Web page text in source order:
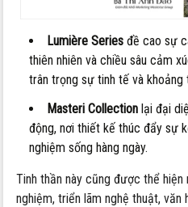
Lumière Series đề cao sự
thiên nhiên và chiều sâu cảm
trân trọng sự tinh tế và khoảng
Masteri Collection lại đại
động, nơi thiết kế thúc đẩy sự
nghiệm sống hàng ngày.
Tinh thần này cũng được thể
nghiệm, triển lãm nghệ thuật,